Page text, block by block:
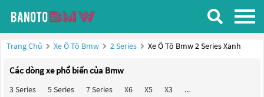
Trang Chủ Xe Ô Tô Bmw 2 Series Xe Ô Tô Bmw 2 Series Xanh
Các dòng xe phổ biến của Bmw
3 Series 5 Series 7 Series X6 X5 X3 ...